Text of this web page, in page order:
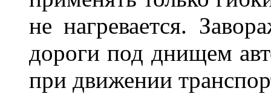
не нагревается.
дороги под днищем
при движении